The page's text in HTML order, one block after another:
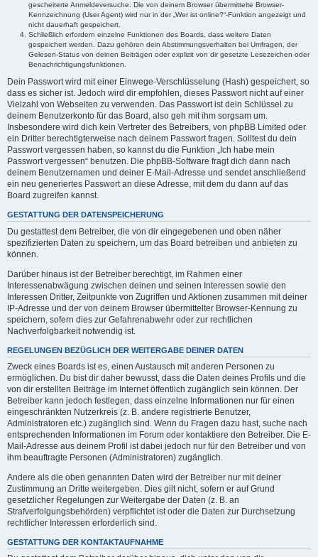
gescheiterte Anmeldeversuche. Die von deinem Browser übermittelte Browser-
Kennzeichnung (User Agent) wird nur in der „Wer ist online?“-Funktion angezeigt und
nicht dauerhaft gespeichert.
Schließlich erfordern einzelne Funktionen des Boards, dass weitere Daten
gespeichert werden. Dazu gehören dein Abstimmungsverhalten bei Umfragen, der
Gelesen-Status von deinen Beiträgen oder explizit von dir gesetzte Lesezeichen oder
Benachrichtigungsfunktionen.
Dein Passwort wird mit einer Einwege-Verschlüsselung (Hash) gespeichert, so
dass es sicher ist. Jedoch wird dir empfohlen, dieses Passwort nicht auf einer
Vielzahl von Webseiten zu verwenden. Das Passwort ist dein Schlüssel zu
deinem Benutzerkonto für das Board, also geh mit ihm sorgsam um.
Insbesondere wird dich kein Vertreter des Betreibers, von phpBB Limited oder
ein Dritter berechtigterweise nach deinem Passwort fragen. Solltest du dein
Passwort vergessen haben, so kannst du die Funktion „Ich habe mein
Passwort vergessen“ benutzen. Die phpBB-Software fragt dich dann nach
deinem Benutzernamen und deiner E-Mail-Adresse und sendet anschließend
ein neu generiertes Passwort an diese Adresse, mit dem du dann auf das
Board zugreifen kannst.
GESTATTUNG DER DATENSPEICHERUNG
Du gestattest dem Betreiber, die von dir eingegebenen und oben näher
spezifizierten Daten zu speichern, um das Board betreiben und anbieten zu
können.
Darüber hinaus ist der Betreiber berechtigt, im Rahmen einer
Interessenabwägung zwischen deinen und seinen Interessen sowie den
Interessen Dritter, Zeitpunkte von Zugriffen und Aktionen zusammen mit deiner
IP-Adresse und der von deinem Browser übermittelter Browser-Kennung zu
speichern, sofern dies zur Gefahrenabwehr oder zur rechtlichen
Nachverfolgbarkeit notwendig ist.
REGELUNGEN BEZÜGLICH DER WEITERGABE DEINER DATEN
Zweck eines Boards ist es, einen Austausch mit anderen Personen zu
ermöglichen. Du bist dir daher bewusst, dass die Daten deines Profils und die
von dir erstellten Beiträge im Internet öffentlich zugänglich sein können. Der
Betreiber kann jedoch festlegen, dass einzelne Informationen nur für einen
eingeschränkten Nutzerkreis (z. B. andere registrierte Benutzer,
Administratoren etc.) zugänglich sind. Wenn du Fragen dazu hast, suche nach
entsprechenden Informationen im Forum oder kontaktiere den Betreiber. Die E-
Mail-Adresse aus deinem Profil ist dabei jedoch nur für den Betreiber und von
ihm beauftragte Personen (Administratoren) zugänglich.
Andere als die oben genannten Daten wird der Betreiber nur mit deiner
Zustimmung an Dritte weitergeben. Dies gilt nicht, sofern er auf Grund
gesetzlicher Regelungen zur Weitergabe der Daten (z. B. an
Strafverfolgungsbehörden) verpflichtet ist oder die Daten zur Durchsetzung
rechtlicher Interessen erforderlich sind.
GESTATTUNG DER KONTAKTAUFNAHME